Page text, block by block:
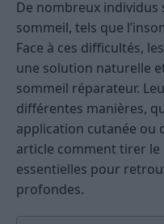
De nombreux
sommeil, tels que
Face à ces difficultés,
une solution naturelle
sommeil réparateur.
différentes manières,
application cutanée ou
article comment tirer
essentielles pour
profondes.